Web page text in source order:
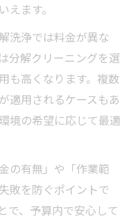
コンクリーニング
リーニング料金比
者の料金比較ポイ
クリーニング費用
敗例から学ぶ選び
ます。
洗浄では料金が異な
分解クリーニングを選
も高くなります。複数
適用されるケースもあ
境の希望に応じて最適
の有無」や「作業範
敗を防ぐポイントで
で、予算内で安心して